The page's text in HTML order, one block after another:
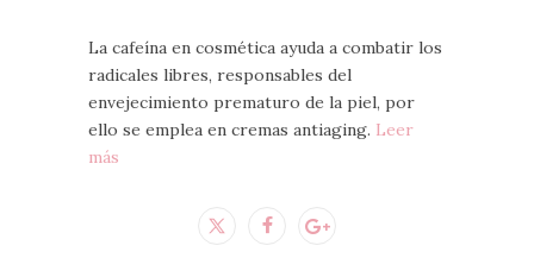
La cafeína en cosmética ayuda a combatir los
radicales libres, responsables del
envejecimiento prematuro de la piel, por
ello se emplea en cremas antiaging. Leer
más